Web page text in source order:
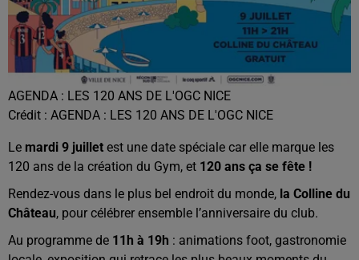
AGENDA : LES 120 ANS DE L'OGC NICE
Crédit : AGENDA : LES 120 ANS DE L'OGC NICE
Le mardi 9 juillet est une date spéciale car elle marque les
120 ans de la création du Gym, et 120 ans ça se fête !
Rendez-vous dans le plus bel endroit du monde, la Colline du
Château, pour célébrer ensemble l’anniversaire du club.
Au programme de 11h à 19h : animations foot, gastronomie